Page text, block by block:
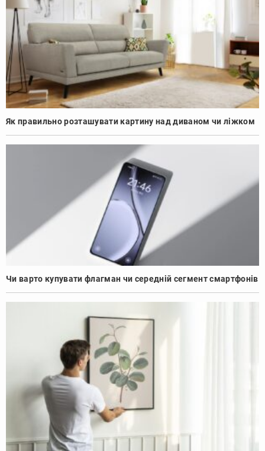
Як правильно розташувати картину над диваном чи ліжком
Чи варто купувати флагман чи середній сегмент смартфонів